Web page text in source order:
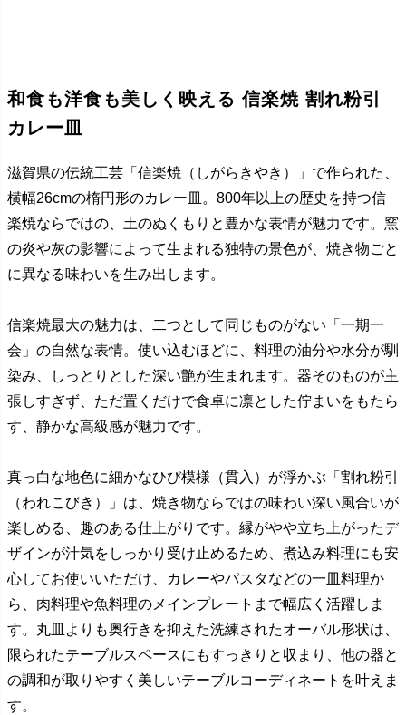
和食も洋食も美しく映える 信楽焼 割れ粉引
カレー皿
滋賀県の伝統工芸「信楽焼（しがらきやき）」で作られた、
横幅26cmの楕円形のカレー皿。800年以上の歴史を持つ信
楽焼ならではの、土のぬくもりと豊かな表情が魅力です。窯
の炎や灰の影響によって生まれる独特の景色が、焼き物ごと
に異なる味わいを生み出します。
信楽焼最大の魅力は、二つとして同じものがない「一期一
会」の自然な表情。使い込むほどに、料理の油分や水分が馴
染み、しっとりとした深い艶が生まれます。器そのものが主
張しすぎず、ただ置くだけで食卓に凛とした佇まいをもたら
す、静かな高級感が魅力です。
真っ白な地色に細かなひび模様（貫入）が浮かぶ「割れ粉引
（われこびき）」は、焼き物ならではの味わい深い風合いが
楽しめる、趣のある仕上がりです。縁がやや立ち上がったデ
ザインが汁気をしっかり受け止めるため、煮込み料理にも安
心してお使いいただけ、カレーやパスタなどの一皿料理か
ら、肉料理や魚料理のメインプレートまで幅広く活躍しま
す。丸皿よりも奥行きを抑えた洗練されたオーバル形状は、
限られたテーブルスペースにもすっきりと収まり、他の器と
の調和が取りやすく美しいテーブルコーディネートを叶えま
す。